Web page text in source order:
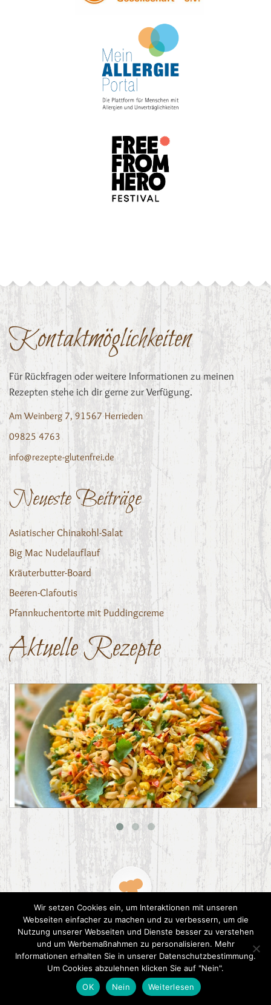
Kontaktmöglichkeiten
Für Rückfragen oder weitere Informationen zu meinen
Rezepten stehe ich dir gerne zur Verfügung.
Am Weinberg 7, 91567 Herrieden
09825 4763
info@rezepte-glutenfrei.de
Neueste Beiträge
Asiatischer Chinakohl-Salat
Big Mac Nudelauflauf
Kräuterbutter-Board
Beeren-Clafoutis
Pfannkuchentorte mit Puddingcreme
Aktuelle Rezepte
Asiatischer Chinakohl-Salat
2015 CookPress. All right reserved.Datenschutz
Wir setzen Cookies ein, um Interaktionen mit unseren
Webseiten einfacher zu machen und zu verbessern, um die
Nutzung unserer Webseiten und Dienste besser zu verstehen
und um Werbemaßnahmen zu personalisieren. Mehr
Informationen erhalten Sie in unserer Datenschutzbestimmung.
Um Cookies abzulehnen klicken Sie auf "Nein".
OK
Nein Weiterlesen